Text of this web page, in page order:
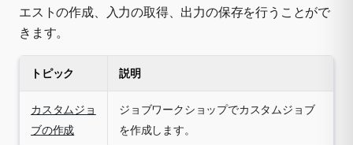
エストの作成、入力の取得、出力の保存を行うことがで
きます。
トピック 説明
カスタムジョ
ブの作成
ジョブワークショップでカスタムジョブ
を作成します。